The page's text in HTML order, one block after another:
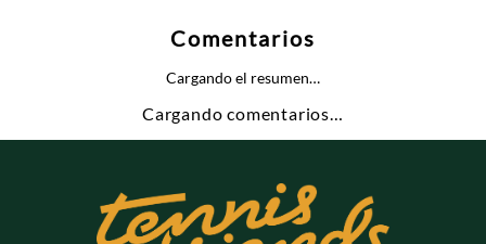
Comentarios
Cargando el resumen…
Cargando comentarios…